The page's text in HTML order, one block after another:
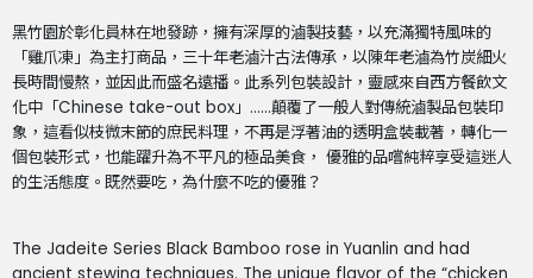
黑竹園於彰化員林在地發跡，擁有深厚的滷製技藝，以充滿獨特風味的
「雞爪凍」為主打商品，三十年老滷汁古法傳承，以陳年老滷為竹炭細火
長時間慢熬，並因此而盛名遠播。此系列包裝設計，靈感來自西方餐飲文
化中「Chinese take-out box」 ……顛覆了一般人對傳統滷製品包裝印
象，這看似枝微末節的庶民料理，不再是浮著油的透明盒裝載著，轉化一
個包裝形式，也能躍升為不平凡的極品美食， 優雅的品嚐純粹享受這迷人
的生活態度。既然要吃，為什麼不吃的優雅？
The Jadeite Series Black Bamboo rose in Yuanlin and had